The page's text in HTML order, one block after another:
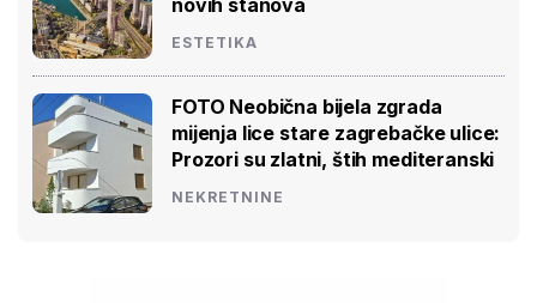
ESTETIKA
FOTO Neobična bijela zgrada
mijenja lice stare zagrebačke ulice:
Prozori su zlatni, štih mediteranski
NEKRETNINE